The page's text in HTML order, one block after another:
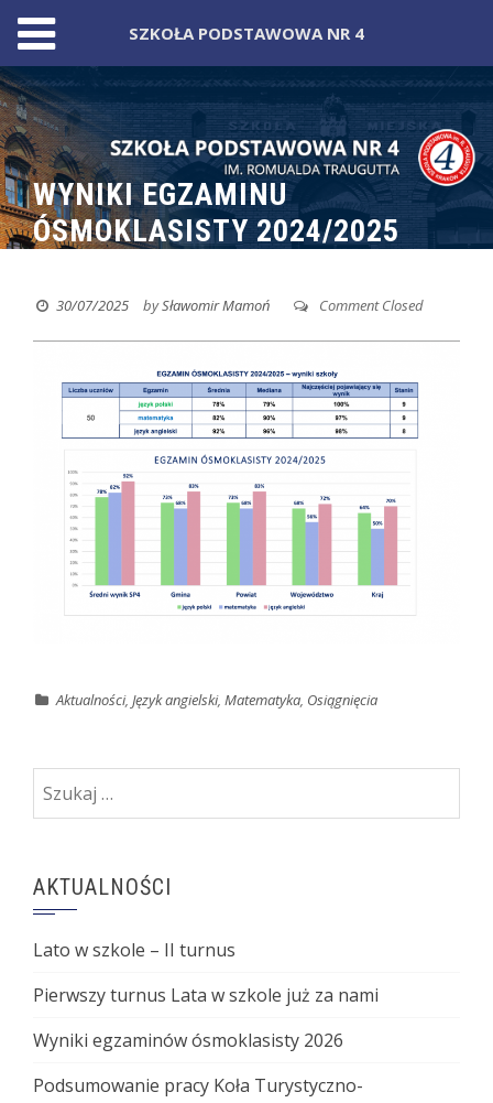
Skip
to
content
WYNIKI EGZAMINU
ÓSMOKLASISTY 2024/2025
30/07/2025 bySławomir Mamoń Comment Closed
Aktualności,Język angielski,Matematyka, Osiągnięcia
Szukaj:
AKTUALNOŚCI
Lato w szkole – II turnus
Pierwszy turnus Lata w szkole już za nami
Wyniki egzaminów ósmoklasisty 2026
Podsumowanie pracy Koła Turystyczno-
SZKOŁA PODSTAWOWA NR 4